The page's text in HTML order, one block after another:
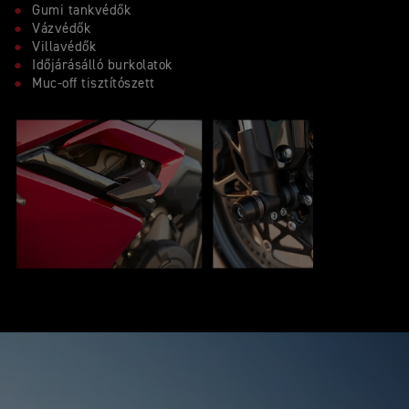
Gumi tankvédők
Vázvédők
Villavédők
Időjárásálló burkolatok
Muc-off tisztítószett